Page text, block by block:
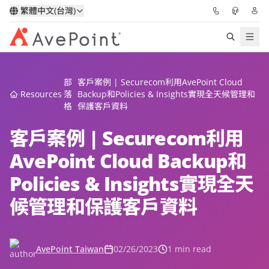
繁體中文(台灣)
信心協作平台
定價
合作夥伴
資源
Resources
部
落
格
客戶案例 | Securecom利用AvePoint Cloud
Backup和Policies & Insights實現全天候管理和
保護客戶資料
客戶案例 | Securecom利用
AvePoint Cloud Backup和
Policies & Insights實現全天
候管理和保護客戶資料
AvePoint Taiwan 02/26/2023 1 min read